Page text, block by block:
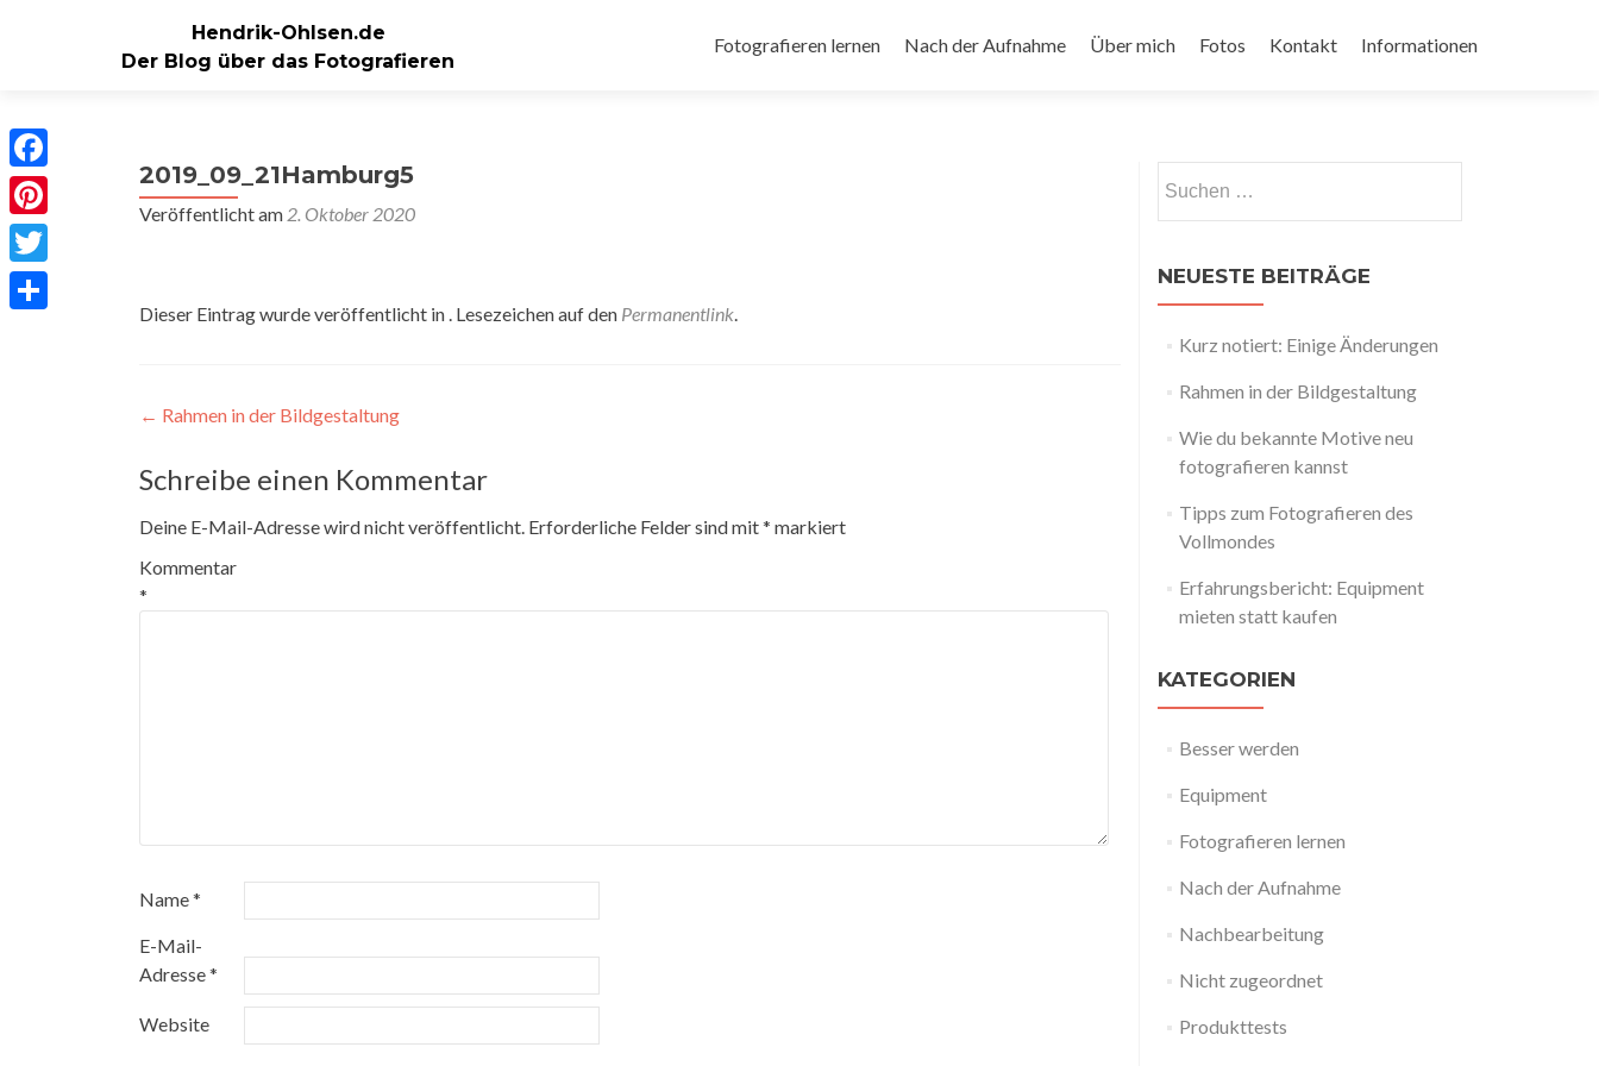
Hendrik-Ohlsen.de
Der Blog über das Fotografieren
Inhalt
Fotografieren lernen Nach der Aufnahme Über mich Fotos Kontakt Informationen
2019_09_21Hamburg5
Veröffentlicht am 2. Oktober 2020
Dieser Eintrag wurde veröffentlicht in . Lesezeichen auf den Permanentlink.
Beitragsnavigation
← Rahmen in der Bildgestaltung
Schreibe einen Kommentar
Deine E-Mail-Adresse wird nicht veröffentlicht. Erforderliche Felder sind mit* markiert
Kommentar
*
Name*
E-Mail-
Adresse*
Website
nach:
NEUESTE BEITRÄGE
Kurz notiert: Einige Änderungen
Rahmen in der Bildgestaltung
Wie du bekannte Motive neu
fotografieren kannst
Tipps zum Fotografieren des
Vollmondes
Erfahrungsbericht: Equipment
mieten statt kaufen
KATEGORIEN
Besser werden
Equipment
Fotografieren lernen
Nach der Aufnahme
Nachbearbeitung
Nicht zugeordnet
Produkttests
Facebook
Pinterest
Twitter